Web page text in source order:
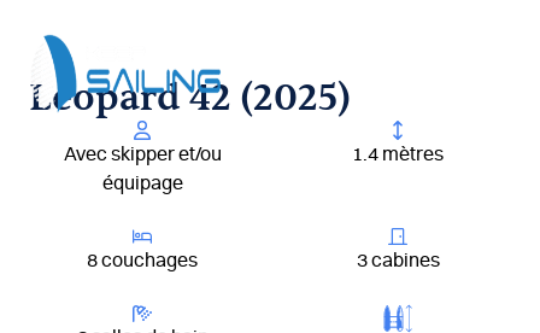
contenu
Leopard 42 (2025)
Avec skipper et/ou
équipage
1.4 mètres
8 couchages 3 cabines